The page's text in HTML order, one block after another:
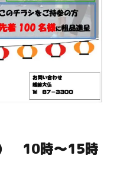
10時～15時